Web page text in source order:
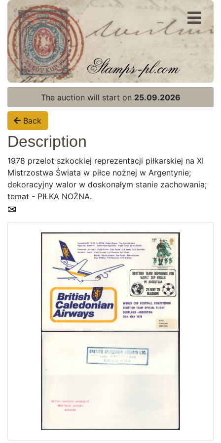
Register
Login
Home page
Current auction
Recent result
Regulation
The auction will start on 25.09.2026
Back
Description
1978 przelot szkockiej reprezentacji piłkarskiej na XI
Mistrzostwa Świata w piłce nożnej w Argentynie;
dekoracyjny walor w doskonałym stanie zachowania;
temat - PIŁKA NOŻNA.